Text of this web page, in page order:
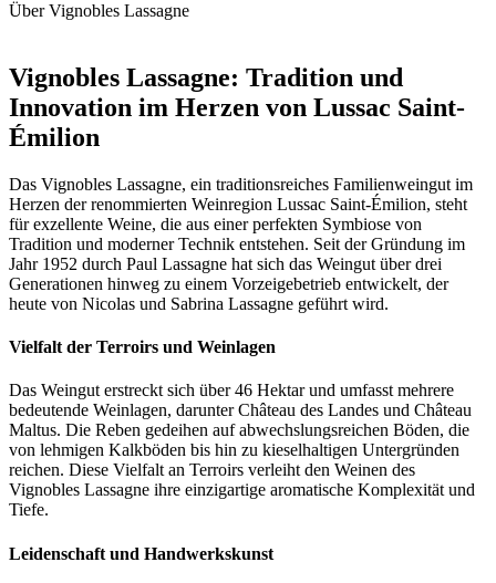
Über Vignobles Lassagne
Vignobles Lassagne: Tradition und
Innovation im Herzen von Lussac Saint-
Émilion
Das Vignobles Lassagne, ein traditionsreiches Familienweingut im
Herzen der renommierten Weinregion Lussac Saint-Émilion, steht
für exzellente Weine, die aus einer perfekten Symbiose von
Tradition und moderner Technik entstehen. Seit der Gründung im
Jahr 1952 durch Paul Lassagne hat sich das Weingut über drei
Generationen hinweg zu einem Vorzeigebetrieb entwickelt, der
heute von Nicolas und Sabrina Lassagne geführt wird.
Vielfalt der Terroirs und Weinlagen
Das Weingut erstreckt sich über 46 Hektar und umfasst mehrere
bedeutende Weinlagen, darunter Château des Landes und Château
Maltus. Die Reben gedeihen auf abwechslungsreichen Böden, die
von lehmigen Kalkböden bis hin zu kieselhaltigen Untergründen
reichen. Diese Vielfalt an Terroirs verleiht den Weinen des
Vignobles Lassagne ihre einzigartige aromatische Komplexität und
Tiefe.
Leidenschaft und Handwerkskunst